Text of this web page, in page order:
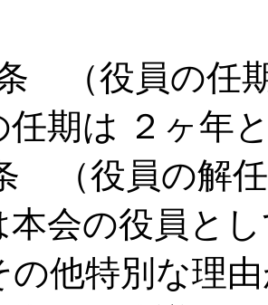
（役員の任
期は ２ヶ年
（役員の解
会の役員と
の他特別な理